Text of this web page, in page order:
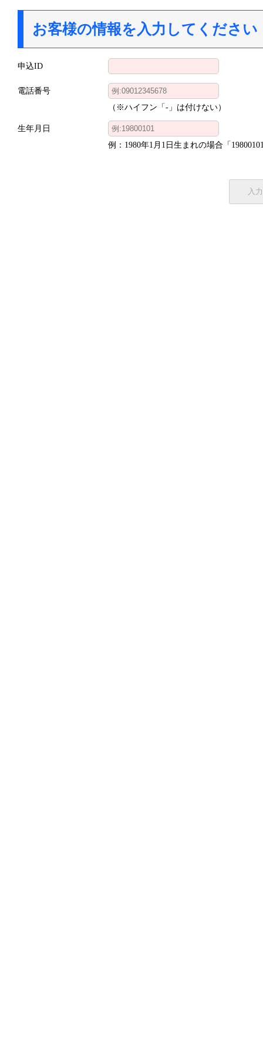
お客様の情報を入力してください
申込ID
電話番号
（※ハイフン「-」は付けない）
生年月日
例：1980年1月1日生まれの場合「